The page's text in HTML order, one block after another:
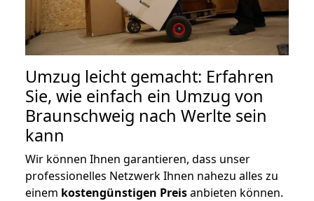
Umzug leicht gemacht: Erfahren
Sie, wie einfach ein Umzug von
Braunschweig nach Werlte sein
kann
Wir können Ihnen garantieren, dass unser
professionelles Netzwerk Ihnen nahezu alles zu
einem kostengünstigen Preisanbieten können.